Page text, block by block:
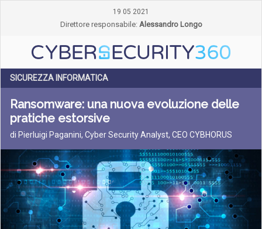
19 05 2021
Direttore responsabile: Alessandro Longo
SICUREZZA INFORMATICA
Ransomware: una nuova evoluzione delle
pratiche estorsive
di Pierluigi Paganini, Cyber Security Analyst, CEO CYBHORUS